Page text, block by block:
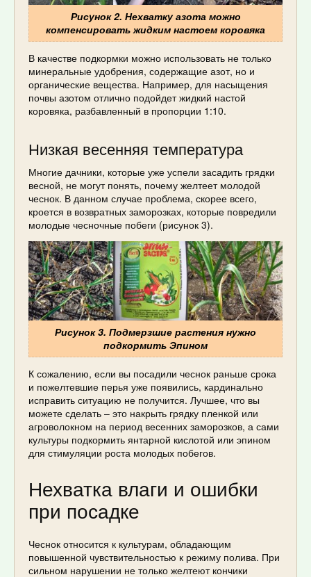
Рисунок 2. Нехватку азота можно
компенсировать жидким настоем коровяка
В качестве подкормки можно использовать не только
минеральные удобрения, содержащие азот, но и
органические вещества. Например, для насыщения
почвы азотом отлично подойдет жидкий настой
коровяка, разбавленный в пропорции 1:10.
Низкая весенняя температура
Многие дачники, которые уже успели засадить грядки
весной, не могут понять, почему желтеет молодой
чеснок. В данном случае проблема, скорее всего,
кроется в возвратных заморозках, которые повредили
молодые чесночные побеги (рисунок 3).
Рисунок 3. Подмерзшие растения нужно
подкормить Эпином
К сожалению, если вы посадили чеснок раньше срока
и пожелтевшие перья уже появились, кардинально
исправить ситуацию не получится. Лучшее, что вы
можете сделать – это накрыть грядку пленкой или
агроволокном на период весенних заморозков, а сами
культуры подкормить янтарной кислотой или эпином
для стимуляции роста молодых побегов.
Нехватка влаги и ошибки
при посадке
Чеснок относится к культурам, обладающим
повышенной чувствительностью к режиму полива. При
сильном нарушении не только желтеют кончики